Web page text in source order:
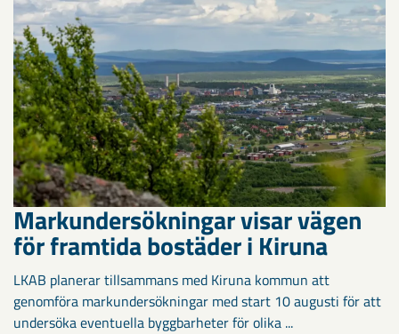
Markundersökningar visar vägen
för framtida bostäder i Kiruna
LKAB planerar tillsammans med Kiruna kommun att
genomföra markundersökningar med start 10 augusti för att
undersöka eventuella byggbarheter för olika ...